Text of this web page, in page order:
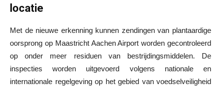
locatie
Met de nieuwe erkenning kunnen zendingen van plantaardige
oorsprong op Maastricht Aachen Airport worden gecontroleerd
op onder meer residuen van bestrijdingsmiddelen. De
inspecties worden uitgevoerd volgens nationale en
internationale regelgeving op het gebied van voedselveiligheid